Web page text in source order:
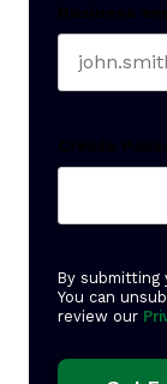
Business
Create
By submitting
You can
review our